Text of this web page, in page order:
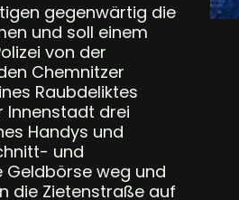
gegenwärtig die
und soll einem
von der
Chemnitzer
Raubdeliktes
Innenstadt drei
Handys und
und
Geldbörse weg und
die Zietenstraße auf